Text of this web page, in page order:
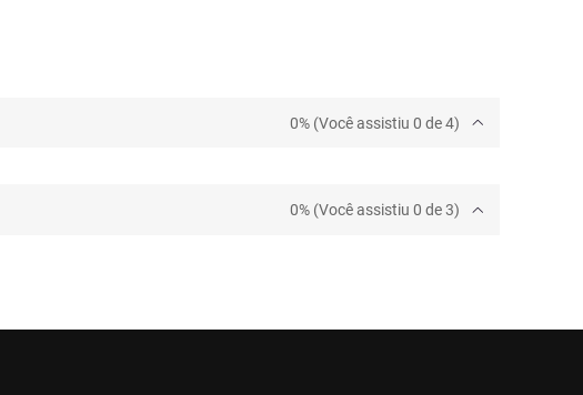
0% (Você assistiu 0 de 4)
0% (Você assistiu 0 de 3)